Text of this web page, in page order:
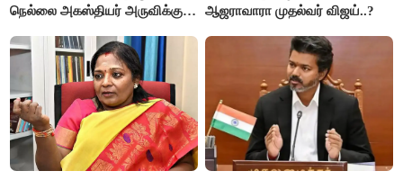
நெல்லை அகஸ்தியர் அருவிக்கு
ஆஜராவாரா முதல்வர் விஜய்..?